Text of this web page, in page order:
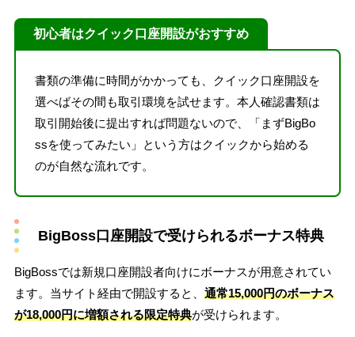
初心者はクイック口座開設がおすすめ
書類の準備に時間がかかっても、クイック口座開設を
選べばその間も取引環境を試せます。本人確認書類は
取引開始後に提出すれば問題ないので、「まずBigBo
ssを使ってみたい」という方はクイックから始める
のが自然な流れです。
BigBoss口座開設で受けられるボーナス特典
BigBossでは新規口座開設者向けにボーナスが用意されてい
ます。当サイト経由で開設すると、 通常15,000円のボーナス
が18,000円に増額される限定特典が受けられます。